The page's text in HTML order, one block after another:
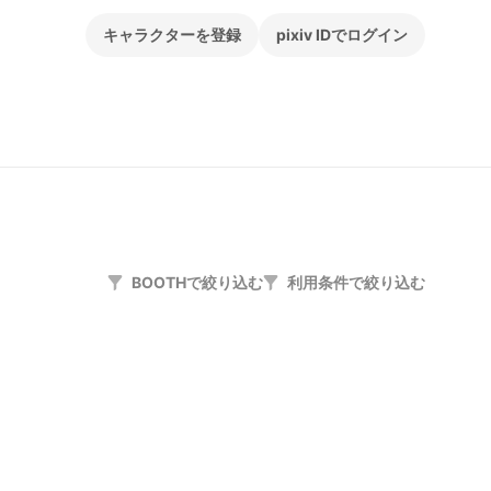
キャラクターを登録 pixiv IDでログイン
BOOTHで絞り込む 利用条件で絞り込む